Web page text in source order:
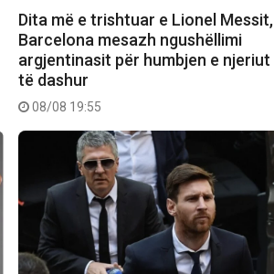
Dita më e trishtuar e Lionel Messit,
Barcelona mesazh ngushëllimi
argjentinasit për humbjen e njeriut
të dashur
08/08 19:55